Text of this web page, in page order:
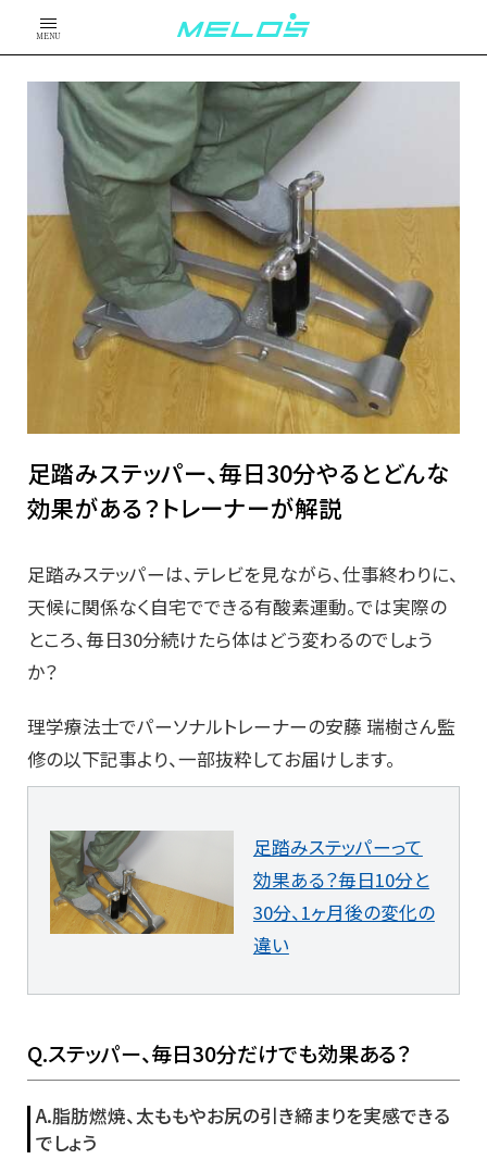
MENU
足踏みステッパー、毎日30分やるとどんな
効果がある？トレーナーが解説
足踏みステッパーは、テレビを見ながら、仕事終わりに、
天候に関係なく自宅でできる有酸素運動。では実際の
ところ、毎日30分続けたら体はどう変わるのでしょう
か？
理学療法士でパーソナルトレーナーの安藤 瑞樹さん監
修の以下記事より、一部抜粋してお届けします。
足踏みステッパーって
効果ある？毎日10分と
30分、1ヶ月後の変化の
違い
Q.ステッパー、毎日30分だけでも効果ある？
A.脂肪燃焼、太ももやお尻の引き締まりを実感できる
でしょう